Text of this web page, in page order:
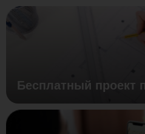
Бесплатный проект